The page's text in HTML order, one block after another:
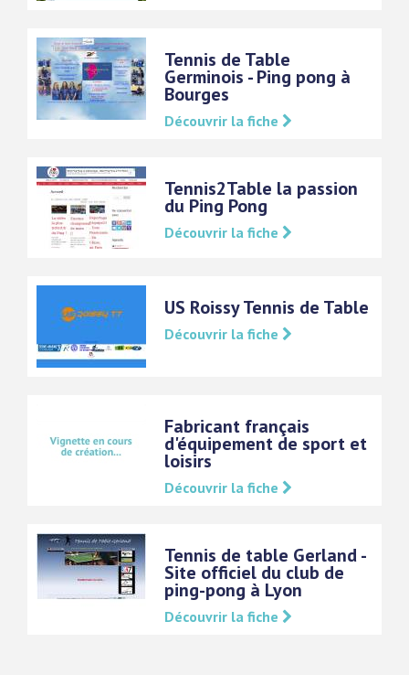
Tennis de Table
Germinois - Ping pong à
Bourges
Découvrir la fiche
Tennis2Table la passion
du Ping Pong
Découvrir la fiche
US Roissy Tennis de Table
Découvrir la fiche
Fabricant français
d'équipement de sport et
loisirs
Découvrir la fiche
Tennis de table Gerland -
Site officiel du club de
ping-pong à Lyon
Découvrir la fiche